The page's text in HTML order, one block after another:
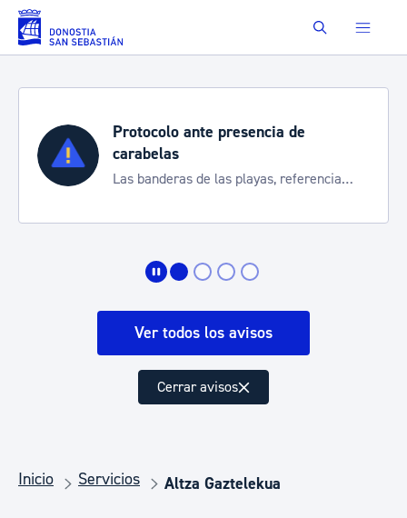
Saltar al contenido principal Buscar
Protocolo ante presencia de
carabelas
Las banderas de las playas, referencia
Ver todos los avisos
Cerrar avisos
Inicio Servicios Altza Gaztelekua